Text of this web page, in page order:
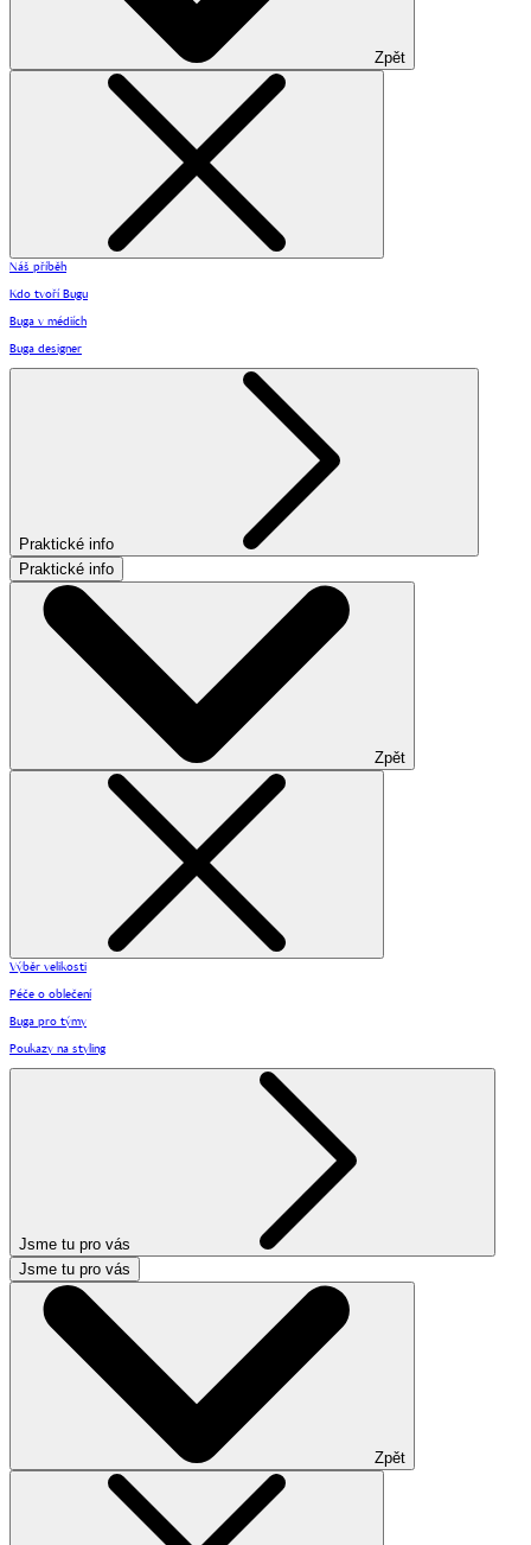
Zpět
Náš příběh
Kdo tvoří Bugu
Buga v médiích
Buga designer
Praktické info
Praktické info
Zpět
Výběr velikosti
Péče o oblečení
Buga pro týmy
Poukazy na styling
Jsme tu pro vás
Jsme tu pro vás
Zpět